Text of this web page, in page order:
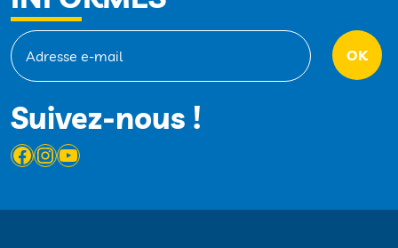
Suivez-nous !
Facebook
Instagram
YouTube